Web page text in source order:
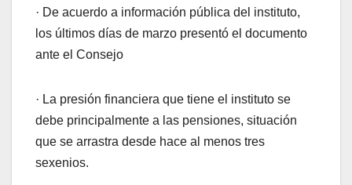
· De acuerdo a información pública del instituto,
los últimos días de marzo presentó el documento
ante el Consejo
· La presión financiera que tiene el instituto se
debe principalmente a las pensiones, situación
que se arrastra desde hace al menos tres
sexenios.